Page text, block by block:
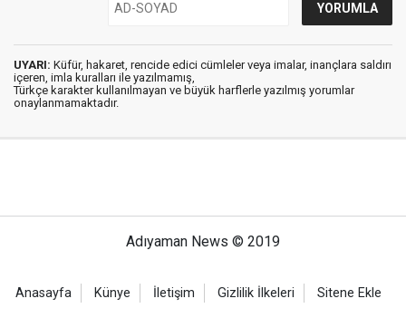
UYARI: Küfür, hakaret, rencide edici cümleler veya imalar, inançlara saldırı
içeren, imla kuralları ile yazılmamış,
Türkçe karakter kullanılmayan ve büyük harflerle yazılmış yorumlar
onaylanmamaktadır.
Adıyaman News © 2019
Anasayfa Künye İletişim Gizlilik İlkeleri Sitene Ekle